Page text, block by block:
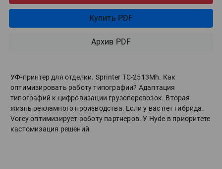
Купить PDF
Архив PDF
УФ-принтер для отделки. Sprinter ТС-2513Mh. Как
оптимизировать работу типографии? Адаптация
типографий к цифровизации грузоперевозок. Вторая
жизнь рекламного производства. Если у вас нет гибрида.
Vorey оптимизирует работу партнеров. У Hyde в приоритете
кастомизация решений.